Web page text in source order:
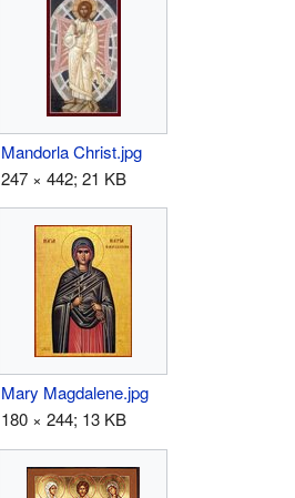
Mandorla Christ.jpg
247 × 442; 21 KB
Mary Magdalene.jpg
180 × 244; 13 KB